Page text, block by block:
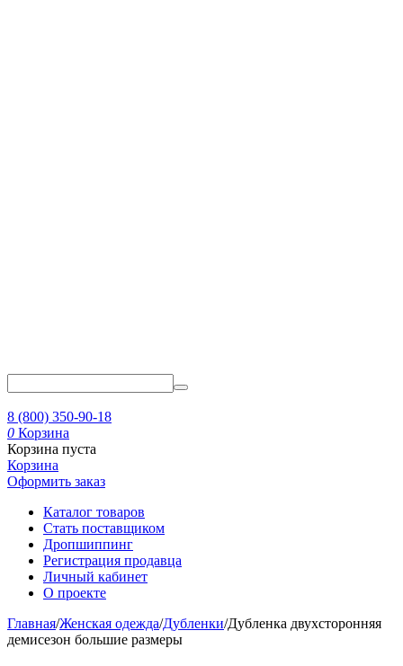
8 (800) 350-90-18
0 Корзина
Корзина пуста
Корзина
Оформить заказ
Каталог товаров
Стать поставщиком
Дропшиппинг
Регистрация продавца
Личный кабинет
О проекте
Главная/Женская одежда/Дубленки/Дубленка двухсторонняя
демисезон большие размеры